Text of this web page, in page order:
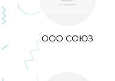
ООО СОЮЗ